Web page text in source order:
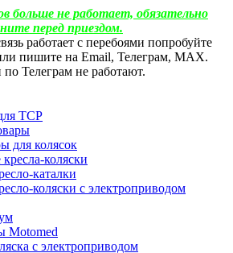
больше не работает, обязательно
перед приездом.
работает с перебоями попробуйте
пишите на Email, Телеграм, МАХ.
по Телеграм не работают.
ТСР
для колясок
коляски
каталки
коляски с электроприводом
Motomed
с электроприводом